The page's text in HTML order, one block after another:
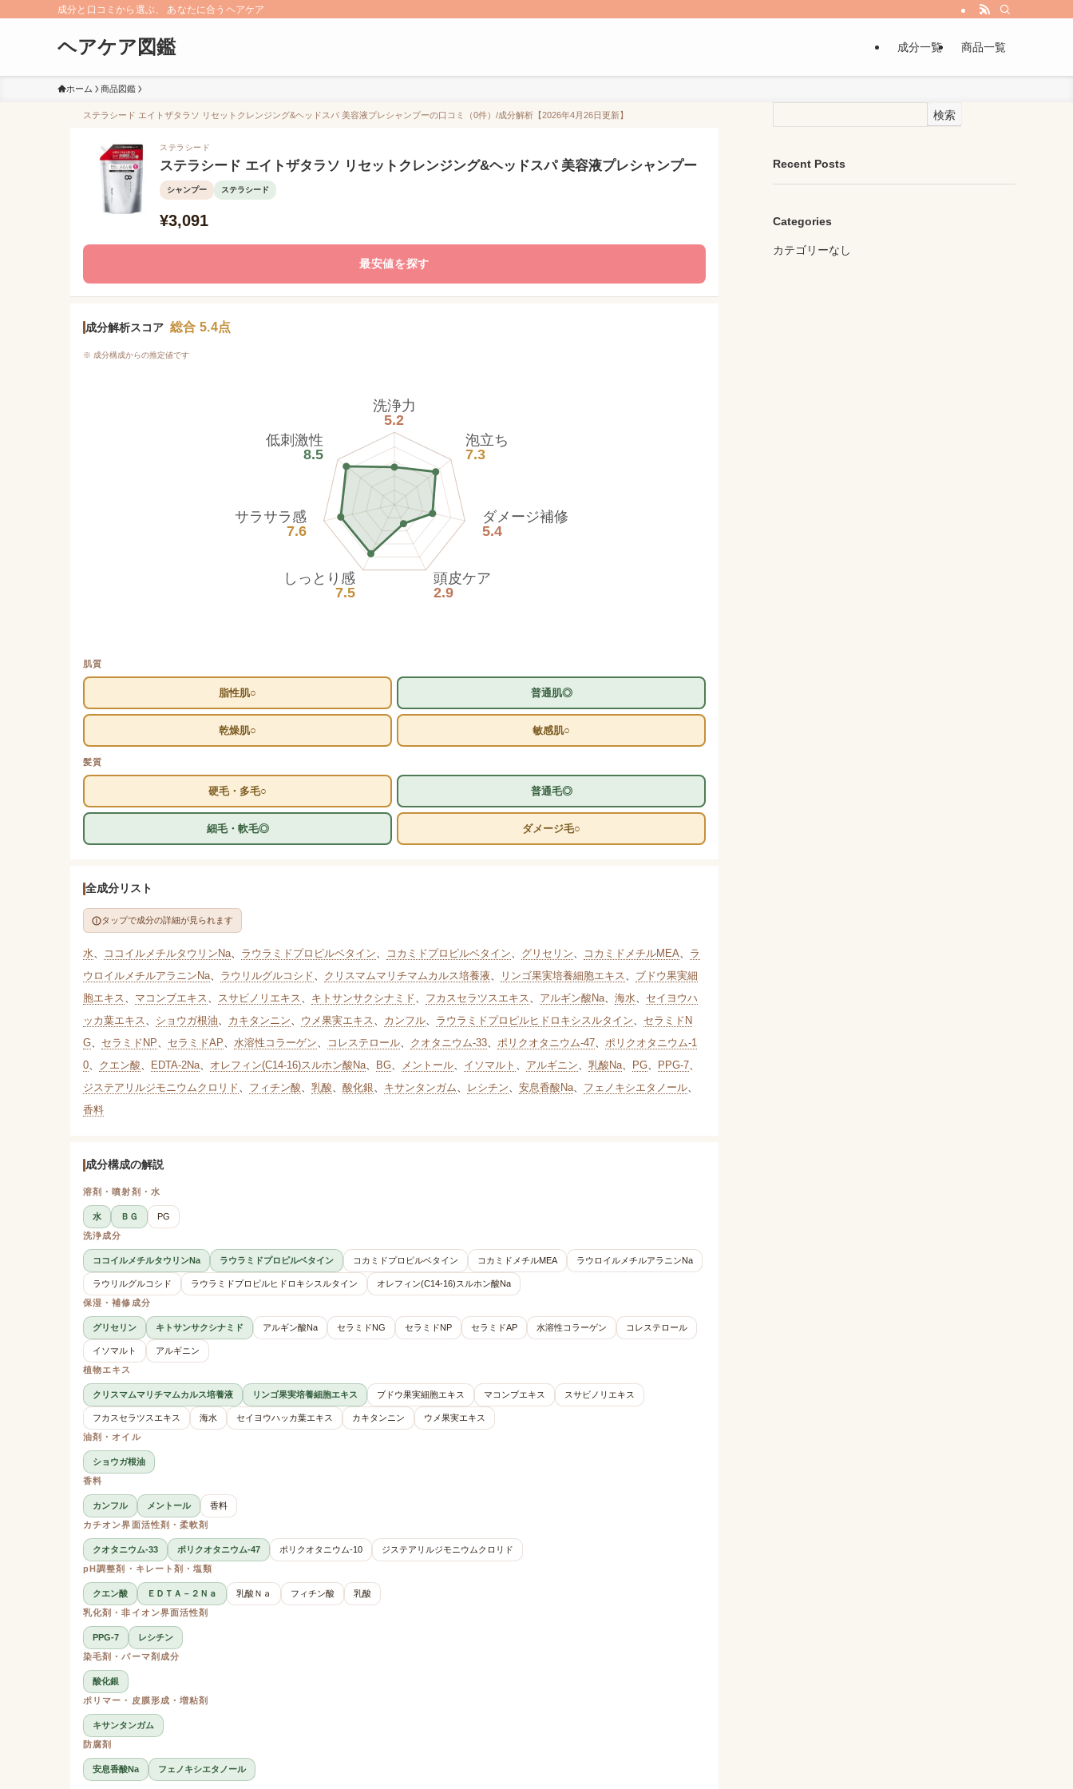
成分と口コミから選ぶ、 あなたに合うヘアケア
ヘアケア図鑑 成分一覧 商品一覧
ホーム 商品図鑑
ステラシード エイトザタラソ リセットクレンジング&ヘッドスパ 美容液プレシャンプーの口コミ（0件）/成分解析【2026年4月26日更新】
ステラシード
ステラシード エイトザタラソ リセットクレンジング&ヘッドスパ 美容液プレシャンプー
シャンプー ステラシード
¥3,091
最安値を探す
成分解析スコア 総合 5.4点
※ 成分構成からの推定値です
洗浄力
5.2
泡立ち
7.3
ダメージ補修
5.4
頭皮ケア
2.9
しっとり感
7.5
サラサラ感
7.6
低刺激性
8.5
肌質
脂性肌○ 普通肌◎
乾燥肌○ 敏感肌○
髪質
硬毛・多毛○ 普通毛◎
細毛・軟毛◎ ダメージ毛○
全成分リスト
タップで成分の詳細が見られます
水、 ココイルメチルタウリンNa、 ラウラミドプロピルベタイン、 コカミドプロピルベタイン、 グリセリン、 コカミドメチルMEA、 ラ
ウロイルメチルアラニンNa、 ラウリルグルコシド、 クリスマムマリチマムカルス培養液、 リンゴ果実培養細胞エキス、 ブドウ果実細
胞エキス、 マコンブエキス、 スサビノリエキス、 キトサンサクシナミド、 フカスセラツスエキス、 アルギン酸Na、 海水、 セイヨウハ
ッカ葉エキス、 ショウガ根油、 カキタンニン、 ウメ果実エキス、 カンフル、 ラウラミドプロピルヒドロキシスルタイン、 セラミドN
G、 セラミドNP、 セラミドAP、 水溶性コラーゲン、 コレステロール、 クオタニウム-33、 ポリクオタニウム-47、 ポリクオタニウム-1
0、 クエン酸、 EDTA-2Na、 オレフィン(C14-16)スルホン酸Na、 BG、 メントール、 イソマルト 、 アルギニン、 乳酸Na、 PG、 PPG-7、
ジステアリルジモニウムクロリド、 フィチン酸、 乳酸、 酸化銀、 キサンタンガム、 レシチン、 安息香酸Na、 フェノキシエタノール、
香料
成分構成の解説
溶剤・噴射剤・水
水 ＢＧ
PG
洗浄成分
ココイルメチルタウリンNa ラウラミドプロピルベタイン コカミドプロピルベタイン コカミドメチルMEA ラウロイルメチルアラニンNa
ラウリルグルコシド ラウラミドプロピルヒドロキシスルタイン
オレフィン(C14-16)スルホン酸Na
保湿・補修成分
グリセリン キトサンサクシナミド アルギン酸Na セラミドNG セラミドNP セラミドAP 水溶性コラーゲン コレステロール
イソマルト
アルギニン
植物エキス
クリスマムマリチマムカルス培養液 リンゴ果実培養細胞エキス ブドウ果実細胞エキス マコンブエキス スサビノリエキス
フカスセラツスエキス 海水 セイヨウハッカ葉エキス カキタンニン
ウメ果実エキス
油剤・オイル
ショウガ根油
香料
カンフル メントール
香料
カチオン界面活性剤・柔軟剤
クオタニウム-33 ポリクオタニウム-47 ポリクオタニウム-10
ジステアリルジモニウムクロリド
pH調整剤・キレート剤・塩類
クエン酸 ＥＤＴＡ－２Ｎａ 乳酸Ｎａ フィチン酸
乳酸
乳化剤・非イオン界面活性剤
PPG-7
レシチン
染毛剤・パーマ剤成分
酸化銀
ポリマー・皮膜形成・増粘剤
キサンタンガム
防腐剤
安息香酸Na フェノキシエタノール
検索
Recent Posts
Categories
カテゴリーなし